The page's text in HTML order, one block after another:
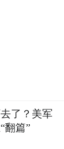
了？美军
翻篇”